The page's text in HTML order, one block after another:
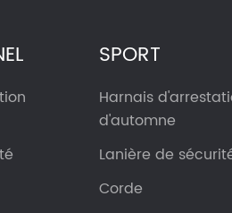
SPORT
Harnais
d'automne
Lanière de
Corde